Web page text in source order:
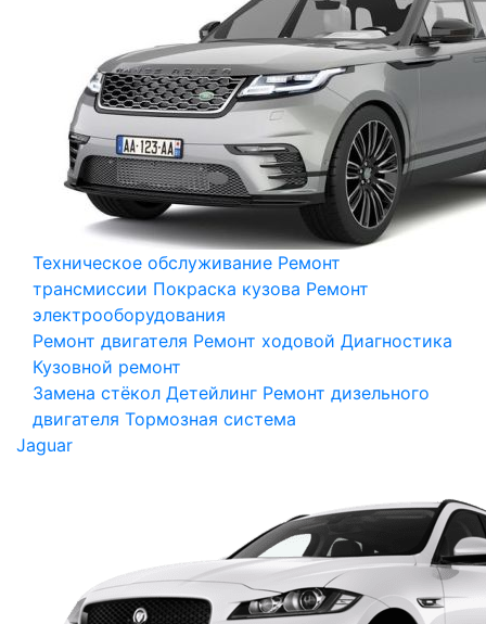
Техническое обслуживание Ремонт
трансмиссии Покраска кузова Ремонт
электрооборудования
Ремонт двигателя Ремонт ходовой Диагностика
Кузовной ремонт
Замена стёкол Детейлинг Ремонт дизельного
двигателя Тормозная система
Jaguar